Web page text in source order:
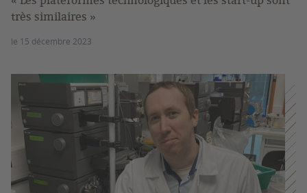
très similaires »
le 15 décembre 2023